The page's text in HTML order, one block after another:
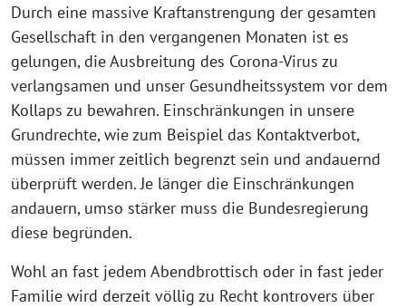
Durch eine massive Kraftanstrengung der gesamten
Gesellschaft in den vergangenen Monaten ist es
gelungen, die Ausbreitung des Corona-Virus zu
verlangsamen und unser Gesundheitssystem vor dem
Kollaps zu bewahren. Einschränkungen in unsere
Grundrechte, wie zum Beispiel das Kontaktverbot,
müssen immer zeitlich begrenzt sein und andauernd
überprüft werden. Je länger die Einschränkungen
andauern, umso stärker muss die Bundesregierung
diese begründen.
Wohl an fast jedem Abendbrottisch oder in fast jeder
Familie wird derzeit völlig zu Recht kontrovers über